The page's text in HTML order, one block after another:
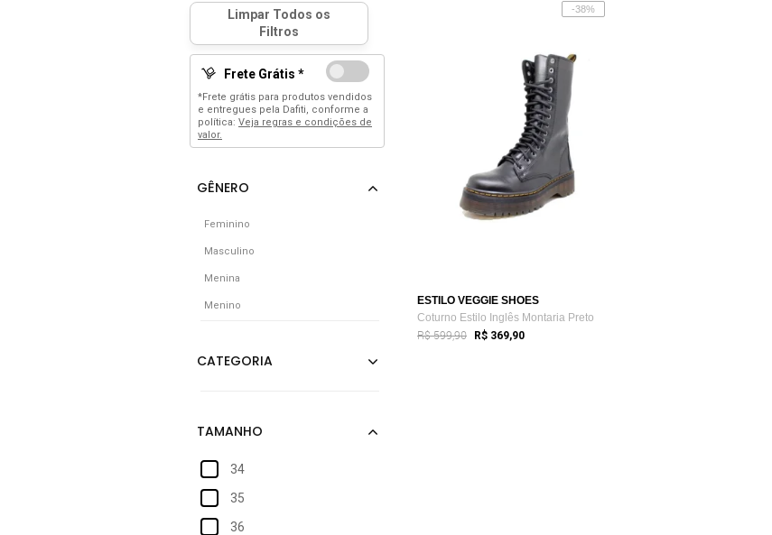
Frete Grátis *
*Frete grátis para produtos vendidos
e entregues pela Dafiti, conforme a
política: Veja regras e condições de
valor.
Feminino
Masculino
Menina
Menino
34
35
36
-38%
ESTILO VEGGIE SHOES
Coturno Estilo Inglês Montaria Preto
R$ 599,90 R$ 369,90